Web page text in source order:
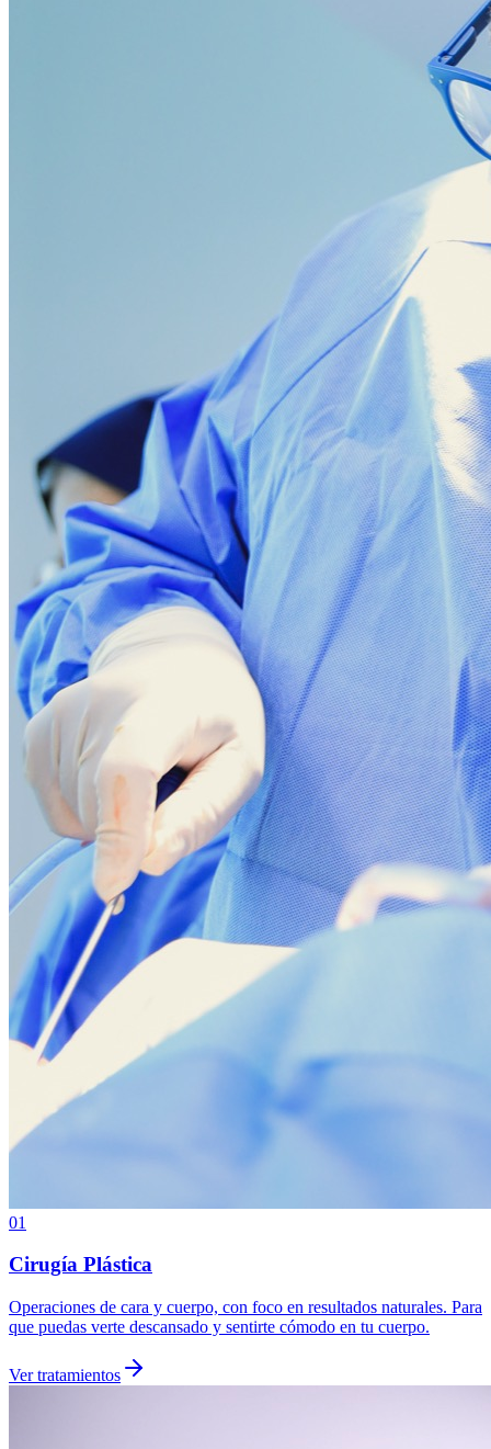
01
Cirugía Plástica
Operaciones de cara y cuerpo, con foco en resultados naturales. Para
que puedas verte descansado y sentirte cómodo en tu cuerpo.
Ver tratamientos